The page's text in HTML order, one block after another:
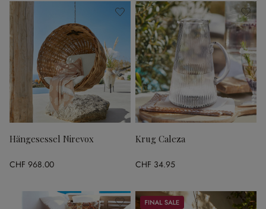
Hängesessel Nirevox
CHF 968.00
Krug Caleza
CHF 34.95
Sale